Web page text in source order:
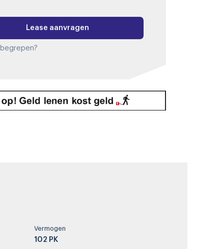
Lease aanvragen
Vermogen
102 PK